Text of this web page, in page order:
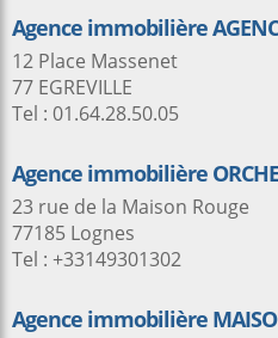
Agence immobilière
12 Place Massenet
77 EGREVILLE
Tel : 01.64.28.50.05
Agence immobilière
23 rue de la Maison Rouge
77185 Lognes
Tel : +33149301302
Agence immobilière